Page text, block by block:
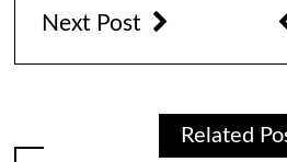
Next Post
Related